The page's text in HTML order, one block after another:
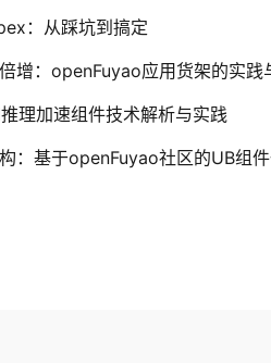
：从踩坑到搞定
增：openFuyao应用货架的实践
理加速组件技术解析与实践
：基于openFuyao社区的UB组